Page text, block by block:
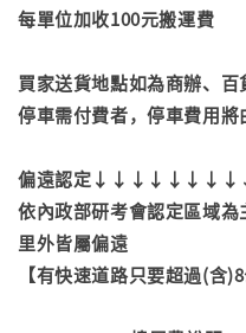
每單位加收100元搬運費
買家送貨地點如為商辦、
停車需付費者，停車費用將
偏遠認定
依內政部研考會認定區域
里外皆屬偏遠
【有快速道路只要超過(含